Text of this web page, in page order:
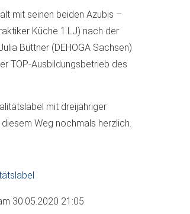
mit seinen beiden Azubis –
Küche 1.LJ) nach der
Büttner (DEHOGA Sachsen)
TOP-Ausbildungsbetrieb des
mit dreijähriger
Weg nochmals herzlich.
30.05.2020 21:05